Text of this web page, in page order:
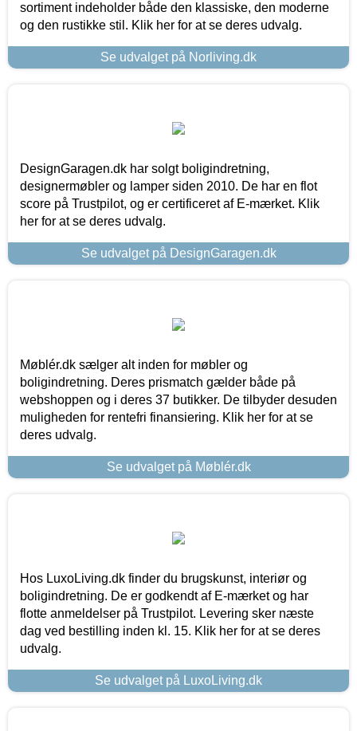
sortiment indeholder både den klassiske, den moderne
og den rustikke stil. Klik her for at se deres udvalg.
Se udvalget på Norliving.dk
DesignGaragen.dk har solgt boligindretning,
designermøbler og lamper siden 2010. De har en flot
score på Trustpilot, og er certificeret af E-mærket. Klik
her for at se deres udvalg.
Se udvalget på DesignGaragen.dk
Møblér.dk sælger alt inden for møbler og
boligindretning. Deres prismatch gælder både på
webshoppen og i deres 37 butikker. De tilbyder desuden
muligheden for rentefri finansiering. Klik her for at se
deres udvalg.
Se udvalget på Møblér.dk
Hos LuxoLiving.dk finder du brugskunst, interiør og
boligindretning. De er godkendt af E-mærket og har
flotte anmeldelser på Trustpilot. Levering sker næste
dag ved bestilling inden kl. 15. Klik her for at se deres
udvalg.
Se udvalget på LuxoLiving.dk